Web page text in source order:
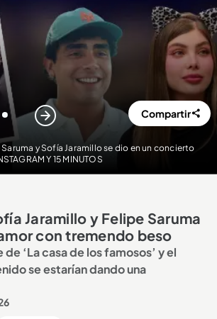
y Sofía Jaramillo se dio en un concierto
Y 15 MINUTOS
2 Compartir
Jaramillo y Felipe Saruma
con tremendo beso
‘La casa de los famosos’ y el
se estarían dando una